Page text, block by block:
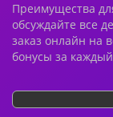
Преимущества
обсуждайте все
заказ онлайн на
бонусы за каждый